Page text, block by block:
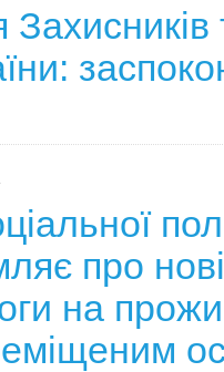
Захисників
про
на